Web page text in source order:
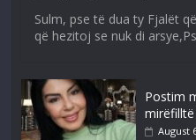
Sulm, pse të dua ty Fjalët
që hezitoj se nuk di
Postim
August